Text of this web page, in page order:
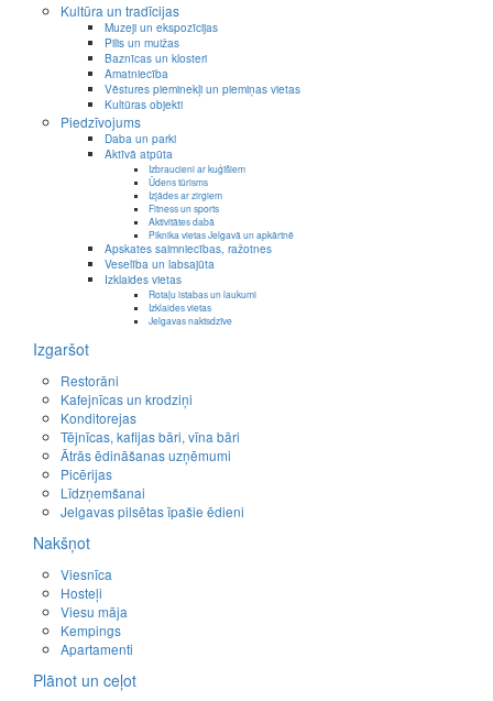
Kultūra un tradīcijas
Muzeji un ekspozīcijas
Pilis un muižas
Baznīcas un klosteri
Amatniecība
Vēstures pieminekļi un piemiņas vietas
Kultūras objekti
Piedzīvojums
Daba un parki
Aktīvā atpūta
Izbraucieni ar kuģīšiem
Ūdens tūrisms
Izjādes ar zirgiem
Fitness un sports
Aktivitātes dabā
Piknika vietas Jelgavā un apkārtnē
Apskates saimniecības, ražotnes
Veselība un labsajūta
Izklaides vietas
Rotaļu istabas un laukumi
Izklaides vietas
Jelgavas naktsdzīve
Izgaršot
Restorāni
Kafejnīcas un krodziņi
Konditorejas
Tējnīcas, kafijas bāri, vīna bāri
Ātrās ēdināšanas uzņēmumi
Picērijas
Līdzņemšanai
Jelgavas pilsētas īpašie ēdieni
Nakšņot
Viesnīca
Hosteļi
Viesu māja
Kempings
Apartamenti
Plānot un ceļot